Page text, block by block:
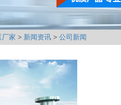
厂家 > 新闻资讯 > 公司新闻